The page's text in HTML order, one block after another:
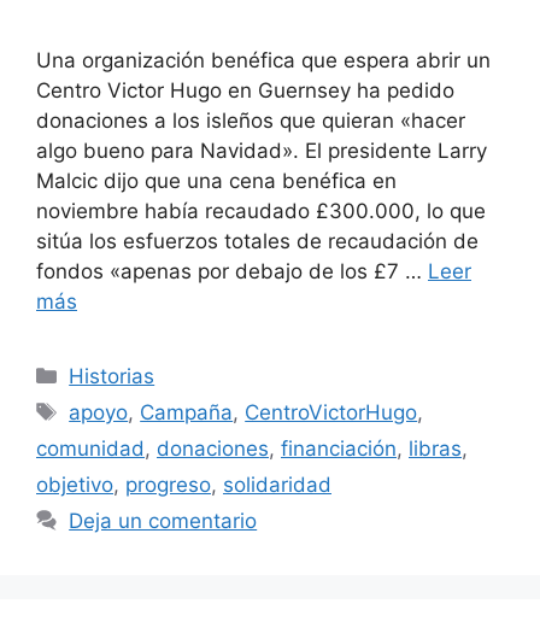
Una organización benéfica que espera abrir un
Centro Victor Hugo en Guernsey ha pedido
donaciones a los isleños que quieran «hacer
algo bueno para Navidad». El presidente Larry
Malcic dijo que una cena benéfica en
noviembre había recaudado £300.000, lo que
sitúa los esfuerzos totales de recaudación de
fondos «apenas por debajo de los £7 … Leer
más
Categorías
Historias
Etiquetas
apoyo, Campaña, CentroVictorHugo,
comunidad , donaciones, financiación, libras,
objetivo, progreso, solidaridad
Deja un comentario